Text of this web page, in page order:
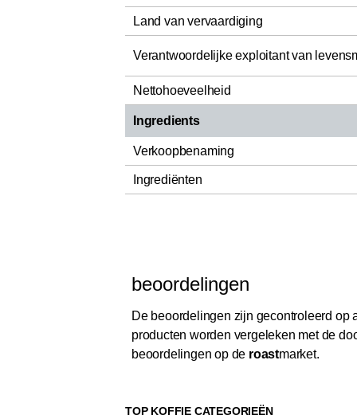
Land van vervaardiging
Verantwoordelijke exploitant van
Nettohoeveelheid
Ingredients
Verkoopbenaming
Ingrediënten
beoordelingen
De beoordelingen zijn gecontroleerd op
producten worden vergeleken met de
beoordelingen op de roastmarket.
TOP KOFFIE CATEGORIEËN